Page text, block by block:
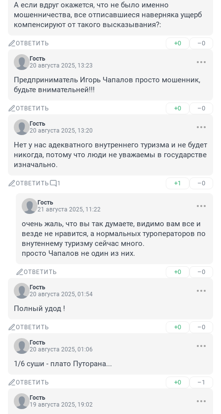
А если вдруг окажется, что не было именно
мошенничества, все отписавшиеся наверняка ущерб
компенсируют от такого высказывания?:
ОТВЕТИТЬ +0 –0
Гость
20 августа 2025, 13:23
Предприниматель Игорь Чапалов просто мошенник,
будьте внимательней!!!
ОТВЕТИТЬ +0 –0
Гость
20 августа 2025, 13:20
Нет у нас адекватного внутреннего туризма и не будет
никогда, потому что люди не уважаемы в государстве
изначально.
ОТВЕТИТЬ 1 +1 –0
Гость
21 августа 2025, 11:22
очень жаль, что вы так думаете, видимо вам все и
везде не нравится, а нормальных туроператоров по
внутеннему туризму сейчас много.
просто Чапалов не один из них.
ОТВЕТИТЬ +0 –0
Гость
20 августа 2025, 01:54
Полный удод !
ОТВЕТИТЬ +0 –0
Гость
20 августа 2025, 01:06
1/6 суши - плато Путорана...
ОТВЕТИТЬ +0 –1
Гость
19 августа 2025, 19:02